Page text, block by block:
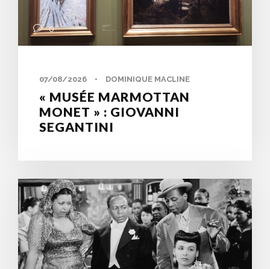
0
07/08/2026 • DOMINIQUE MACLINE
« MUSÉE MARMOTTAN
MONET » : GIOVANNI
SEGANTINI